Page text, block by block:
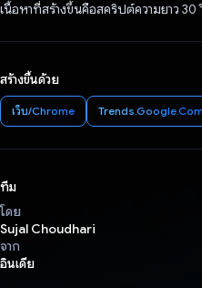
เนื้อหาที่สร้างขึ้นคือสคริปต์ความยาว
สร้างขึ้นด้วย
เว็บ/Chrome Trends.Google.Com
ทีม
โดย
Sujal Choudhari
จาก
อินเดีย